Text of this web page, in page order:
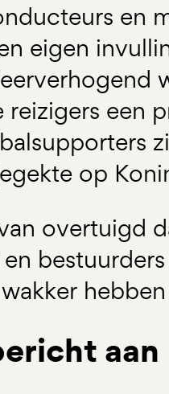
en
eigen
reizigers een
op
overtuigd
wakker